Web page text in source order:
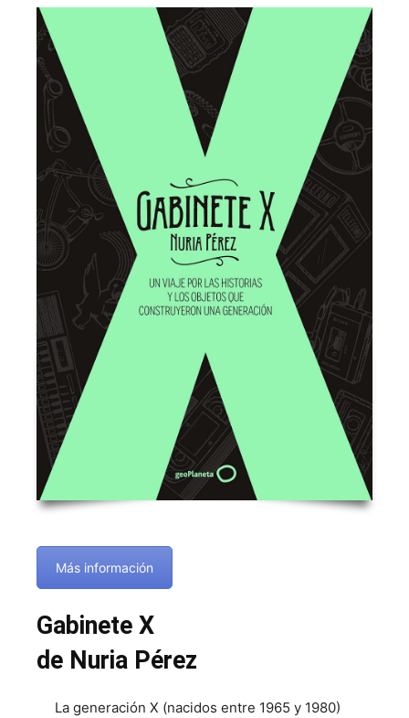
Más información
Gabinete X
de Nuria Pérez
La generación X (nacidos entre 1965 y 1980)